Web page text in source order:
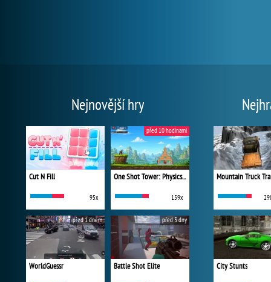
Nejnovější hry
Cut N Fill
95x
One Shot Tower: Physics Destroyer
159x
před 10 hodinami
WorldGuessr
před 1 dnem
Battle Shot Elite
před 3 dny
Mountain Truck
City Stunts